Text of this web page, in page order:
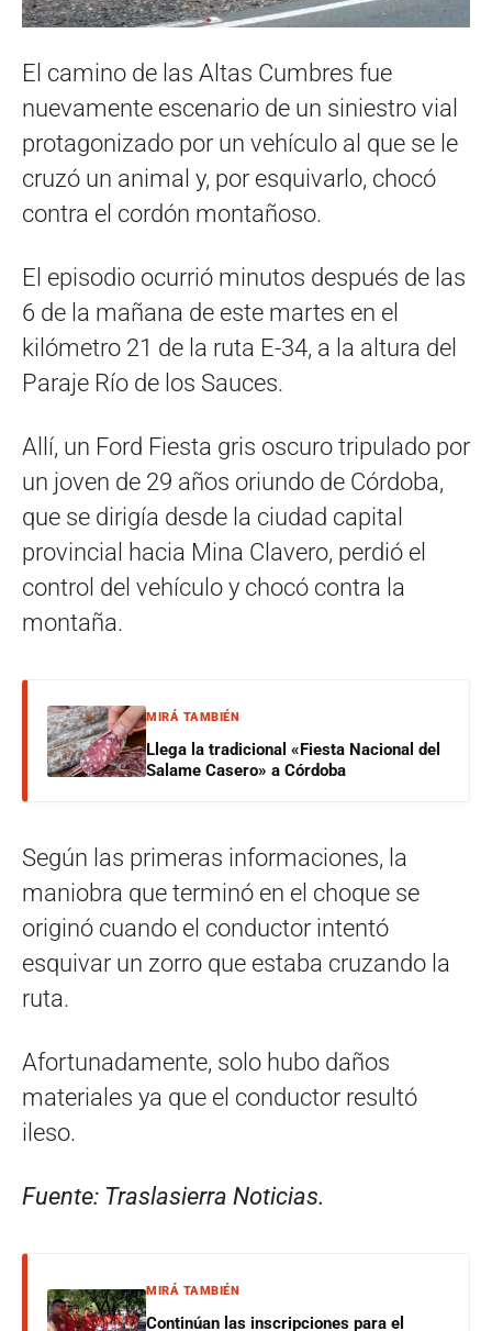
El camino de las Altas Cumbres fue
nuevamente escenario de un siniestro vial
protagonizado por un vehículo al que se le
cruzó un animal y, por esquivarlo, chocó
contra el cordón montañoso.
El episodio ocurrió minutos después de las
6 de la mañana de este martes en el
kilómetro 21 de la ruta E-34, a la altura del
Paraje Río de los Sauces.
Allí, un Ford Fiesta gris oscuro tripulado por
un joven de 29 años oriundo de Córdoba,
que se dirigía desde la ciudad capital
provincial hacia Mina Clavero, perdió el
control del vehículo y chocó contra la
montaña.
MIRÁ TAMBIÉN
Llega la tradicional «Fiesta Nacional del
Salame Casero» a Córdoba
Según las primeras informaciones, la
maniobra que terminó en el choque se
originó cuando el conductor intentó
esquivar un zorro que estaba cruzando la
ruta.
Afortunadamente, solo hubo daños
materiales ya que el conductor resultó
ileso.
Fuente: Traslasierra Noticias.
MIRÁ TAMBIÉN
Continúan las inscripciones para el